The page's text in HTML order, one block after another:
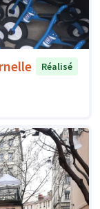
Réalisé